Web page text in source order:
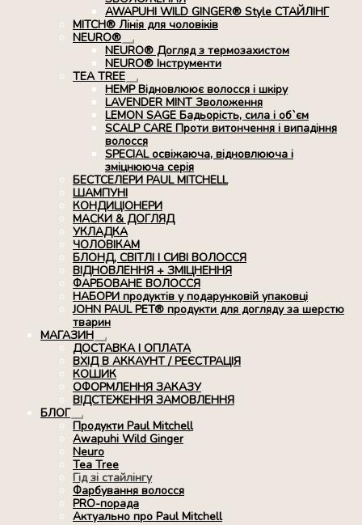
AWAPUHI WILD GINGER® Style СТАЙЛІНГ
MITCH® Лінія для чоловіків
NEURO®
Розгорнуте
вкладене
меню
NEURO® Догляд з термозахистом
NEURO® Інструменти
TEA TREE
Розгорнуте
вкладене
меню
HEMP Відновлюює волосся і шкіру
LAVENDER MINT Зволоження
LEMON SAGE Бадьорість, сила і об`єм
SCALP CARE Проти витончення і випадіння
волосся
SPECIAL освіжаюча, відновлююча і
зміцнююча серія
БЕСТСЕЛЕРИ PAUL MITCHELL
ШАМПУНІ
КОНДИЦІОНЕРИ
МАСКИ & ДОГЛЯД
УКЛАДКА
ЧОЛОВІКАМ
БЛОНД, СВІТЛІ І СИВІ ВОЛОССЯ
ВІДНОВЛЕННЯ + ЗМІЦНЕННЯ
ФАРБОВАНЕ ВОЛОССЯ
НАБОРИ продуктів у подарунковій упаковці
JOHN PAUL PET® продукти для догляду за шерстю
тварин
МАГАЗИН
Розгорнуте
вкладене
меню
ДОСТАВКА І ОПЛАТА
ВХІД В АККАУНТ / РЕЄСТРАЦІЯ
КОШИК
ОФОРМЛЕННЯ ЗАКАЗУ
ВІДСТЕЖЕННЯ ЗАМОВЛЕННЯ
БЛОГ
Розгорнуте
вкладене
меню
Продукти Paul Mitchell
Awapuhi Wild Ginger
Neuro
Tea Tree
Гід зі стайлінгу
Фарбування волосся
PRO-порада
Актуально про Paul Mitchell